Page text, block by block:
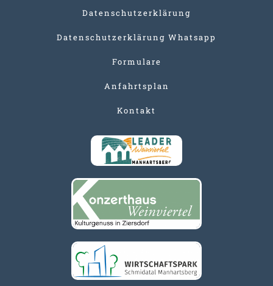
Datenschutzerklärung
Datenschutzerklärung Whatsapp
Formulare
Anfahrtsplan
Kontakt